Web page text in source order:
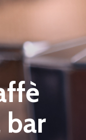
bar